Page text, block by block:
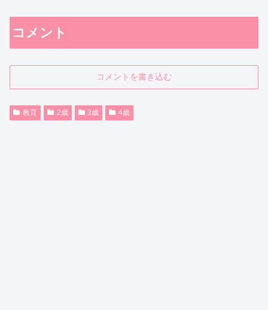
コメント
コメントを書き込む
教育 2歳 3歳 4歳